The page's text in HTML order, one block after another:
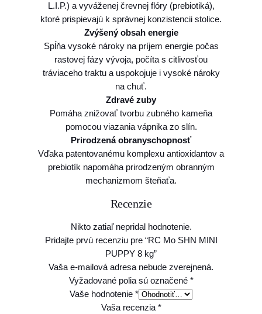
L.I.P.) a vyváženej črevnej flóry (prebiotiká),
ktoré prispievajú k správnej konzistencii stolice.
Zvýšený obsah energie
Spĺňa vysoké nároky na príjem energie počas
rastovej fázy vývoja, počíta s citlivosťou
tráviaceho traktu a uspokojuje i vysoké nároky
na chuť.
Zdravé zuby
Pomáha znižovať tvorbu zubného kameňa
pomocou viazania vápnika zo slín.
Prirodzená obranyschopnosť
Vďaka patentovanému komplexu antioxidantov a
prebiotík napomáha prirodzeným obranným
mechanizmom šteňaťa.
Recenzie
Nikto zatiaľ nepridal hodnotenie.
Pridajte prvú recenziu pre “RC Mo SHN MINI
PUPPY 8 kg”
Vaša e-mailová adresa nebude zverejnená.
Vyžadované polia sú označené *
Vaše hodnotenie *
Vaša recenzia *